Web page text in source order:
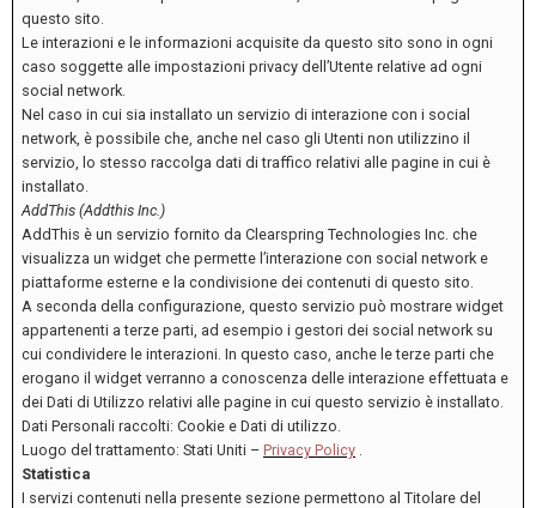
questo sito.
Le interazioni e le informazioni acquisite da questo sito sono in ogni
caso soggette alle impostazioni privacy dell’Utente relative ad ogni
social network.
Nel caso in cui sia installato un servizio di interazione con i social
network, è possibile che, anche nel caso gli Utenti non utilizzino il
servizio, lo stesso raccolga dati di traffico relativi alle pagine in cui è
installato.
AddThis (Addthis Inc.)
AddThis è un servizio fornito da Clearspring Technologies Inc. che
visualizza un widget che permette l’interazione con social network e
piattaforme esterne e la condivisione dei contenuti di questo sito.
A seconda della configurazione, questo servizio può mostrare widget
appartenenti a terze parti, ad esempio i gestori dei social network su
cui condividere le interazioni. In questo caso, anche le terze parti che
erogano il widget verranno a conoscenza delle interazione effettuata e
dei Dati di Utilizzo relativi alle pagine in cui questo servizio è installato.
Dati Personali raccolti: Cookie e Dati di utilizzo.
Luogo del trattamento: Stati Uniti – Privacy Policy
Statistica
I servizi contenuti nella presente sezione permettono al Titolare del